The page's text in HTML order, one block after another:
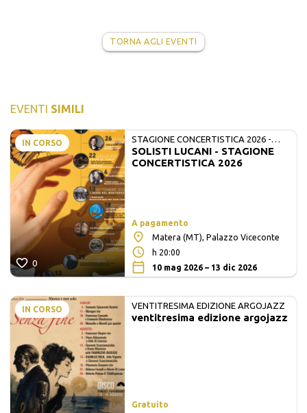
TORNA AGLI EVENTI
EVENTI SIMILI
IN CORSO
0
STAGIONE CONCERTISTICA 2026 -
MATE E SOLISTI LUCANI
SOLISTI LUCANI - STAGIONE
CONCERTISTICA 2026
A pagamento
Matera (MT), Palazzo Viceconte
h 20:00
10 mag 2026 – 13 dic 2026
IN CORSO VENTITRESIMA EDIZIONE ARGOJAZZ
ventitresima edizione argojazz
Gratuito